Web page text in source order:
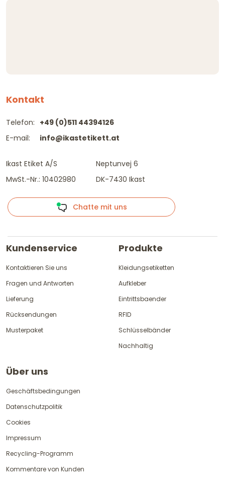
Kontakt
Telefon:
E-mail:
+49 (0)511 44394126
info@ikastetikett.at
Ikast Etiket A/S
MwSt.-Nr.: 10402980
Neptunvej 6
DK-7430 Ikast
Chatte mit uns
Kundenservice
Kontaktieren Sie uns
Fragen und Antworten
Lieferung
Rücksendungen
Musterpaket
Produkte
Kleidungsetiketten
Aufkleber
Eintrittsbaender
RFID
Schlüsselbänder
Nachhaltig
Über uns
Geschäftsbedingungen
Datenschutzpolitik
Cookies
Impressum
Recycling-Programm
Kommentare von Kunden